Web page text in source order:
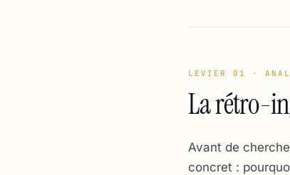
LEVIER 01 ·
La rétro-
Avant de
concret :